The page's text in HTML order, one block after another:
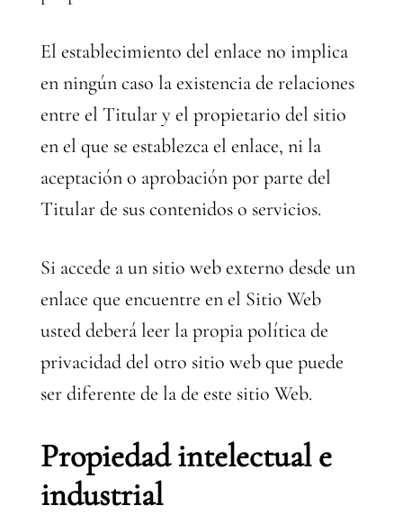
El establecimiento del enlace no implica
en ningún caso la existencia de relaciones
entre el Titular y el propietario del sitio
en el que se establezca el enlace, ni la
aceptación o aprobación por parte del
Titular de sus contenidos o servicios.
Si accede a un sitio web externo desde un
enlace que encuentre en el Sitio Web
usted deberá leer la propia política de
privacidad del otro sitio web que puede
ser diferente de la de este sitio Web.
Propiedad intelectual e
industrial